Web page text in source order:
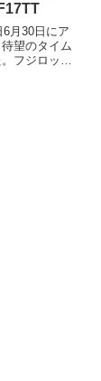
月30日にア
望のタイム
フジロック